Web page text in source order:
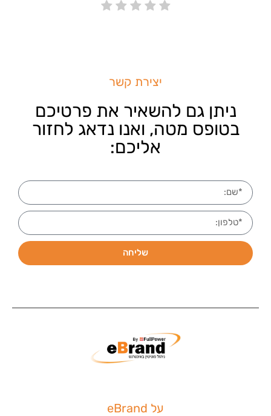
יצירת קשר
ניתן גם להשאיר את פרטיכם
בטופס מטה, ואנו נדאג לחזור
אליכם:
שליחה
על eBrand